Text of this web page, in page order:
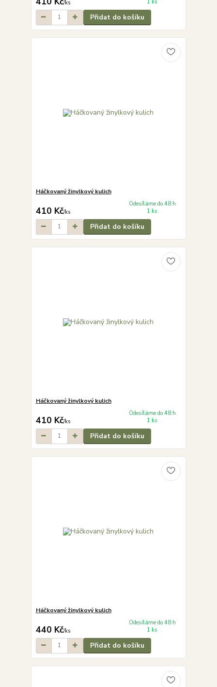
/ks 1 ks
Přidat do košíku
Háčkovaný žinylkový kulich
410 Kč/ks
Odesíláme do 48 h
1 ks
Přidat do košíku
Háčkovaný žinylkový kulich
410 Kč/ks
Odesíláme do 48 h
1 ks
Přidat do košíku
Háčkovaný žinylkový kulich
440 Kč/ks
Odesíláme do 48 h
1 ks
Přidat do košíku